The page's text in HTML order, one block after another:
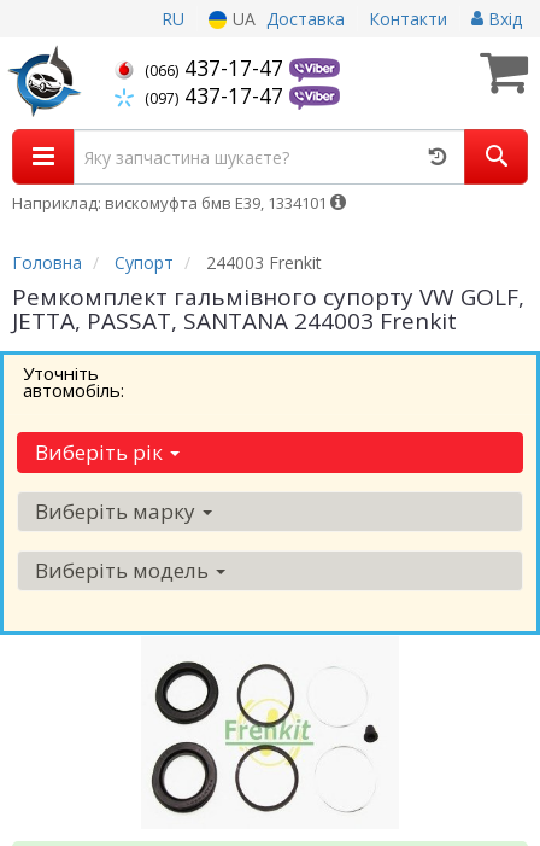
RU UA Доставка Контакти Вхід
(066) 437-17-47
(097) 437-17-47
Наприклад: вискомуфта бмв Е39, 1334101
Головна Супорт 244003 Frenkit
Ремкомплект гальмівного супорту VW GOLF,
JETTA, PASSAT, SANTANA 244003 Frenkit
Уточніть
автомобіль:
Виберіть рік
Виберіть марку
Виберіть модель